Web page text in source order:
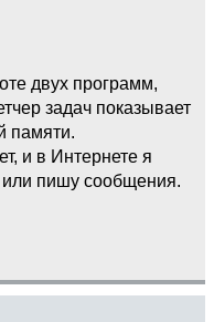
двух программ,
задач показывает
памяти.
и в Интернете я
или пишу сообщения.